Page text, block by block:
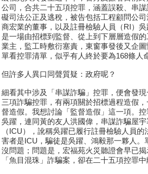
公司，合共二十五項控罪，涵蓋誤殺、串
礙司法公正及逃稅，被告包括工程顧問公
商宏業的董事，以及註冊檢驗人員（RI）吳
是一場由招標到監督、從上到下層層造假
業主，監工時敷衍塞責，東窗事發後又企圖
單看控罪清單，似乎有人終於要為168條人
但許多人異口同聲質疑：政府呢？
細看其中涉及「串謀詐騙」控罪，便會發現
三項詐騙控罪，有兩項關於招標過程造假
督造假。我想討論「監督造假」這一項。
吳躍，連同黃的友人洪國偉，串謀詐騙屋
（ICU），訛稱吳躍已履行註冊檢驗人員
害者是ICU，騙徒是吳躍、鴻毅那一夥人。
沒問題；問題是，宏福苑火災聽證會早已
「魚目混珠」詐騙案，卻在二十五項控罪中